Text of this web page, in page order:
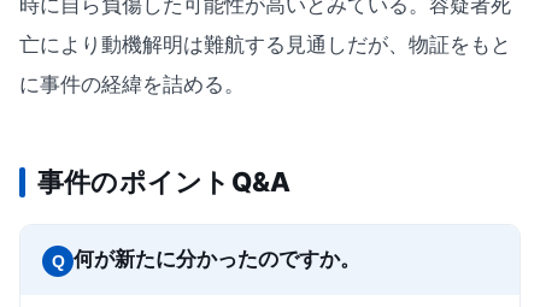
亡により動機解明は難航する見通しだが、物証をもと
に事件の経緯を詰める。
事件のポイントQ&A
Q 何が新たに分かったのですか。